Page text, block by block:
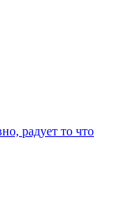
радует то что